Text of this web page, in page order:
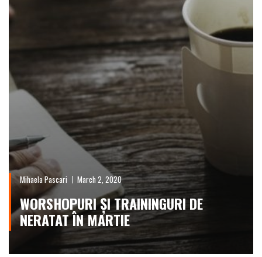
Mihaela Pascari March 2, 2020
WORSHOPURI ȘI TRAININGURI DE
NERATAT ÎN MARTIE